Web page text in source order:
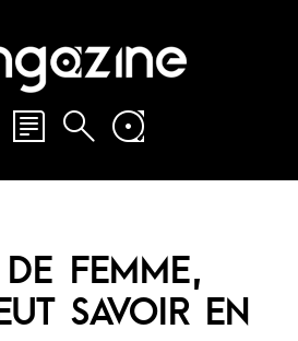
FEMME,
SAVOIR EN